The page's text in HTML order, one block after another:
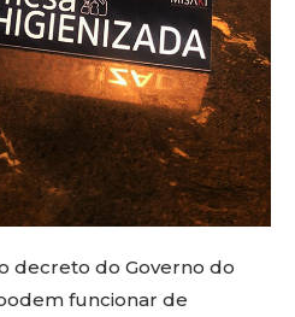
decreto do Governo do
funcionar de